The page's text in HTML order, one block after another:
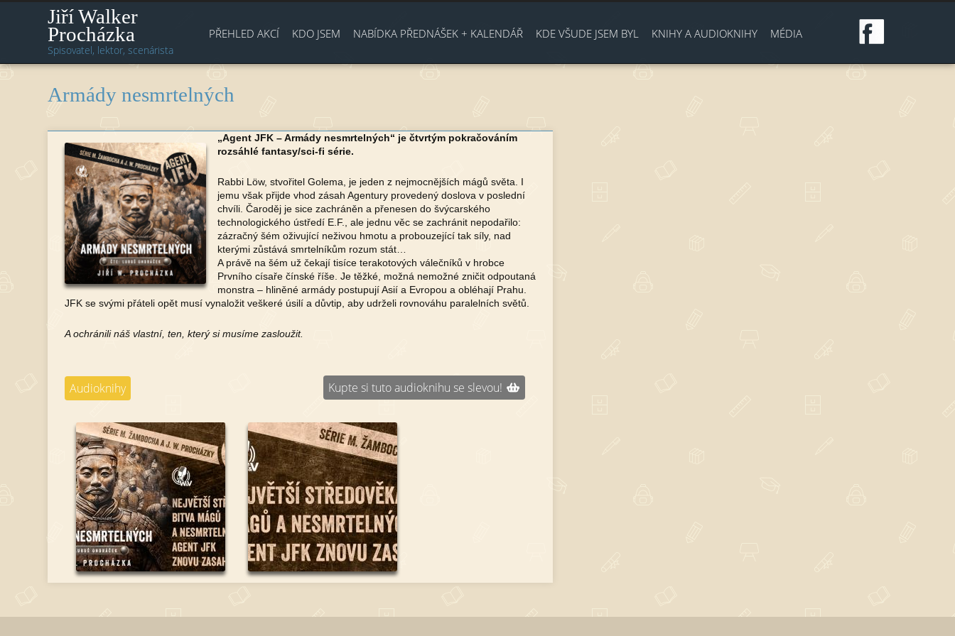
Jiří Walker
Procházka
Spisovatel, lektor, scenárista
PŘEHLED AKCÍ KDO JSEM NABÍDKA PŘEDNÁŠEK + KALENDÁŘ KDE VŠUDE JSEM BYL KNIHY A AUDIOKNIHY MÉDIA
Armády nesmrtelných
„Agent JFK – Armády nesmrtelných“ je čtvrtým pokračováním
rozsáhlé fantasy/sci-fi série.
Rabbi Löw, stvořitel Golema, je jeden z nejmocnějších mágů světa. I
jemu však přijde vhod zásah Agentury provedený doslova v poslední
chvíli. Čaroděj je sice zachráněn a přenesen do švýcarského
technologického ústředí E.F., ale jednu věc se zachránit nepodařilo:
zázračný šém oživující neživou hmotu a probouzející tak síly, nad
kterými zůstává smrtelníkům rozum stát…
A právě na šém už čekají tisíce terakotových válečníků v hrobce
Prvního císaře čínské říše. Je těžké, možná nemožné zničit odpoutaná
monstra – hliněné armády postupují Asií a Evropou a obléhají Prahu.
JFK se svými přáteli opět musí vynaložit veškeré úsilí a důvtip, aby udrželi rovnováhu paralelních světů.
A ochránili náš vlastní, ten, který si musíme zasloužit.
Audioknihy Kupte si tuto audioknihu se slevou!